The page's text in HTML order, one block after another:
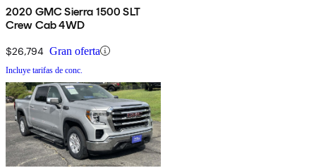
2020 GMC Sierra 1500 SLT
Crew Cab 4WD
$26,794 Gran oferta
Incluye tarifas de conc.